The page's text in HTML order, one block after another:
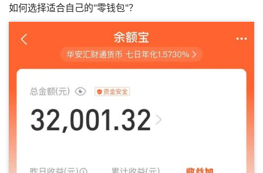
如何选择适合自己的"零钱包"？